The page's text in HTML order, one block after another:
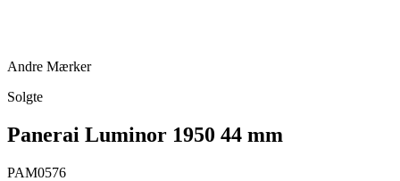
Andre Mærker
Solgte
Panerai Luminor 1950 44 mm
PAM0576